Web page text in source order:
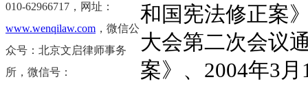
和国宪法修正案
大会第二次会议
案》、2004年3
010-62966717， 网址：
www.wenqilaw.com ，微信公
众号：北京文启律师事务
所，微信号：